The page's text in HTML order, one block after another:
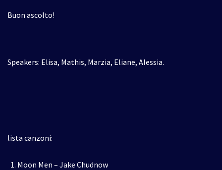
Buon ascolto!
Speakers: Elisa, Mathis, Marzia, Eliane, Alessia.
lista canzoni:
Moon Men – Jake Chudnow